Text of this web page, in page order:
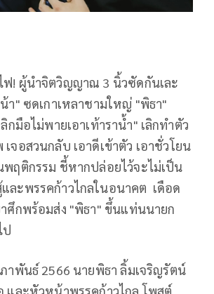
ฟ! ผู้นำจิตวิญญาณ 3 นิ้วซัดกันเละ
า" ซดเกาเหลาชามใหญ่ "พิธา"
มือไม่พายเอาเท้าราน้ำ" เลิกทำตัว
จอสวนกลับ เอาดีเข้าตัว เอาชั่วโยน
ฤติกรรม ชี้หากปล่อยไว้จะไม่เป็น
ละพรรคก้าวไกลในอนาคต เดือด
ศึกพร้อมส่ง "พิธา" ขึ้นแท่นนายก
ป
าพันธ์ 2566 นายพิธา ลิ้มเจริญรัตน์